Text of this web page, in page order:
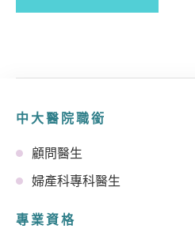
中大醫院職銜
顧問醫生
婦產科專科醫生
專業資格